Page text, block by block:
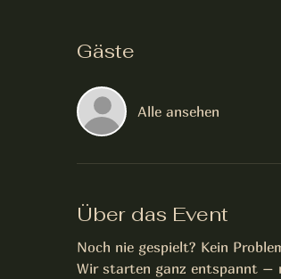
Gäste
Alle ansehen
Über das Event
Noch nie gespielt? Kein
Wir starten ganz entspannt –